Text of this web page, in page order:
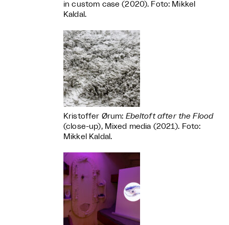
in custom case (2020). Foto: Mikkel
Kaldal.
Kristoffer Ørum: Ebeltoft after the Flood
(close-up), Mixed media (2021). Foto:
Mikkel Kaldal.